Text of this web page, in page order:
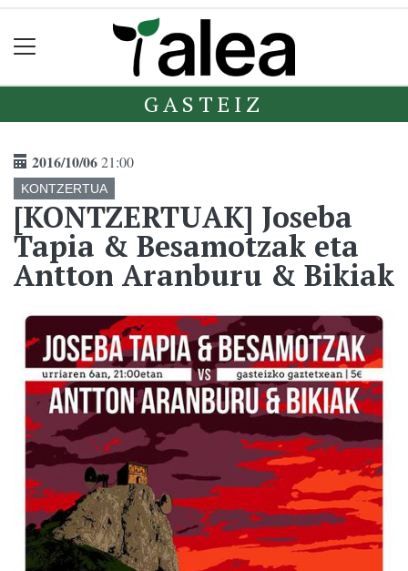
GASTEIZ
2016/10/0621:00
KONTZERTUA
[KONTZERTUAK] Joseba
Tapia & Besamotzak eta
Antton Aranburu & Bikiak